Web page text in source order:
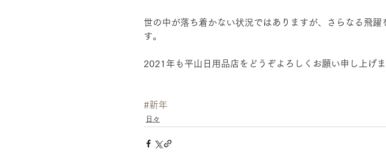
世の中が落ち着かない状況ではありますが、さらなる飛躍
す。
2021年も平山日用品店をどうぞよろしくお願い申し上げま
#新年
日々